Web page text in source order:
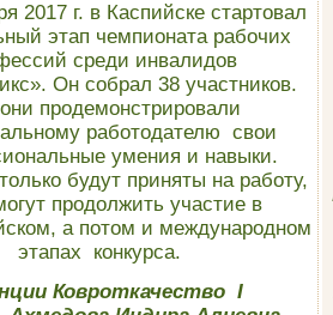
2017 г. в Каспийске стартовал
этап чемпионата рабочих
среди инвалидов
Он собрал 38 участников.
продемонстрировали
работодателю свои
умения и навыки.
будут приняты на работу,
продолжить участие в
а потом и международном
этапах конкурса.
Ковроткачество I